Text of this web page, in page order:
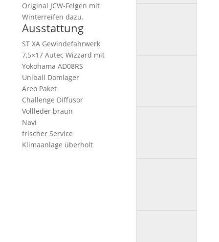
Original JCW-Felgen mit
Winterreifen dazu.
Ausstattung
ST XA Gewindefahrwerk
7,5×17 Autec Wizzard mit
Yokohama AD08RS
Uniball Domlager
Areo Paket
Challenge Diffusor
Vollleder braun
Navi
frischer Service
Klimaanlage überholt